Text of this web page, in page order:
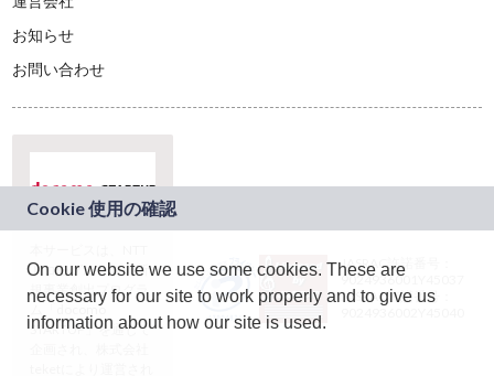
お知らせ
お問い合わせ
ドコモグループの新
規事業創出プログラ
ム「docomo
STARTUP」を通じて
JASRAC許諾番号：
9024936001Y45037
JASRAC許諾番号：
On our website we use some cookies. These are
necessary for our site to work properly and to give us
information about how our site is used.